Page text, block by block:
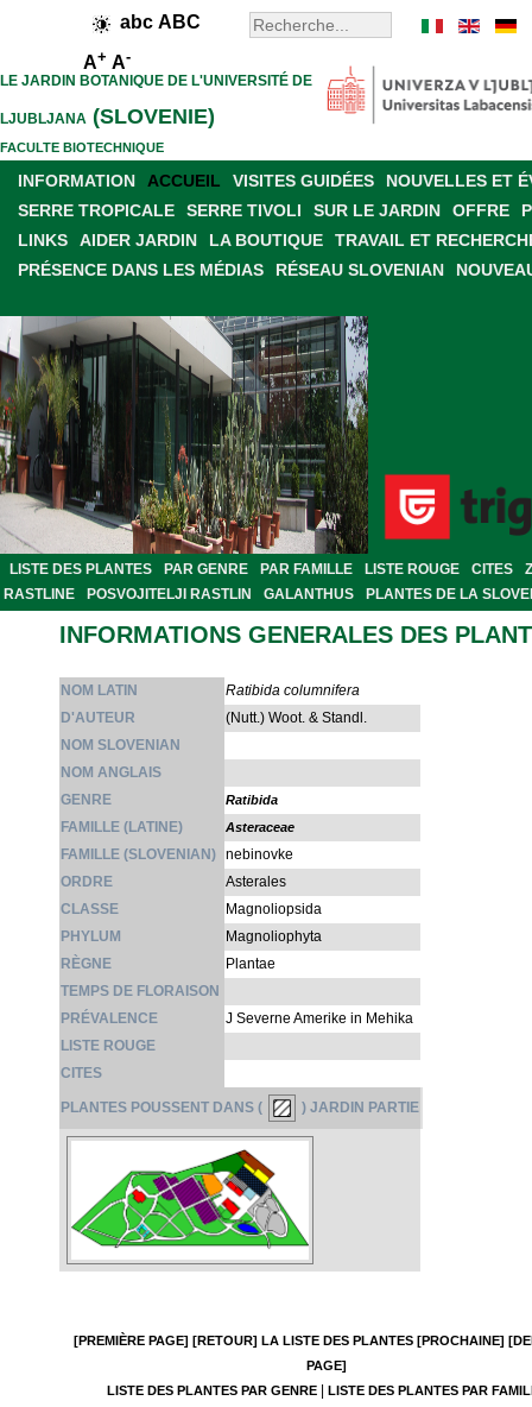
abc ABC
A+ A-
LE JARDIN BOTANIQUE DE L'UNIVERSITÉ DE
LJUBLJANA (SLOVENIE)
FACULTE BIOTECHNIQUE
INFORMATION ACCUEIL VISITES GUIDÉES
NOUVELLES ET
SERRE TROPICALE
SERRE TIVOLI SUR LE JARDIN OFFRE
LINKS
AIDER JARDIN LA BOUTIQUE
TRAVAIL ET
PRÉSENCE DANS LES MÉDIAS
RÉSEAU SLOVENIAN
LISTE DES PLANTES PAR GENRE PAR FAMILLE LISTE ROUGE CITES
RASTLINE
POSVOJITELJI RASTLIN GALANTHUS PLANTES DE LA
INFORMATIONS GENERALES DES
NOM LATIN
Ratibida columnifera
D'AUTEUR
(Nutt.) Woot. & Standl.
NOM SLOVENIAN
NOM ANGLAIS
GENRE
Ratibida
FAMILLE (LATINE) Asteraceae
FAMILLE (SLOVENIAN) nebinovke
ORDRE
Asterales
CLASSE
Magnoliopsida
PHYLUM
Magnoliophyta
RÈGNE
Plantae
TEMPS DE FLORAISON
PRÉVALENCE
J Severne Amerike in Mehika
LISTE ROUGE
CITES
PLANTES POUSSENT DANS ( ) JARDIN PARTIE
[PREMIÈRE PAGE] [RETOUR] LA LISTE DES PLANTES [PROCHAINE]
PAGE]
LISTE DES PLANTES PAR GENRE|
LISTE DES PLANTES PAR